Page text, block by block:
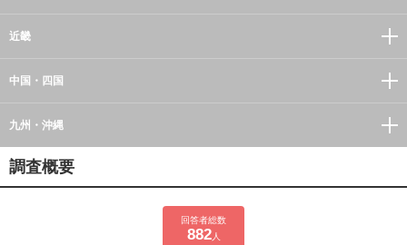
近畿
中国・四国
九州・沖縄
調査概要
回答者総数
882人